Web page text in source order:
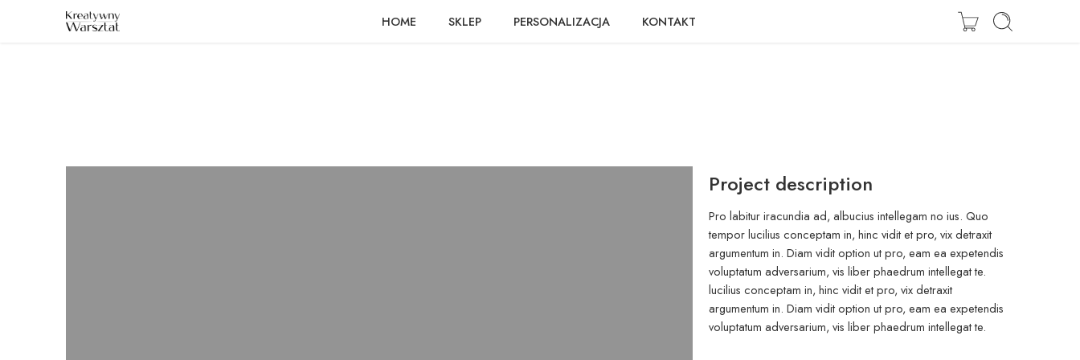
E: sklep@kreatywnywarsztat.pl | T: +48 530 933 786 Zaloguj się / Zarejestruj się
HOME SKLEP PERSONALIZACJA KONTAKT
Project description
Pro labitur iracundia ad, albucius intellegam no ius. Quo
tempor lucilius conceptam in, hinc vidit et pro, vix detraxit
argumentum in. Diam vidit option ut pro, eam ea expetendis
voluptatum adversarium, vis liber phaedrum intellegat te.
lucilius conceptam in, hinc vidit et pro, vix detraxit
argumentum in. Diam vidit option ut pro, eam ea expetendis
voluptatum adversarium, vis liber phaedrum intellegat te.